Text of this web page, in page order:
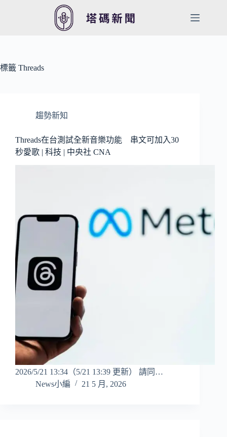
容
標籤 Threads
趨勢新知
Threads在台測試全新音樂功能 串文可加入30
秒愛歌 | 科技 | 中央社 CNA
2026/5/21 13:34（5/21 13:39 更新） 請同…
News小編
21 5 月, 2026